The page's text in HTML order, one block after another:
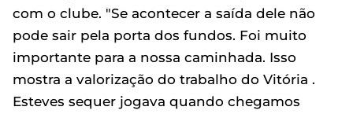
com o clube. "Se acontecer a saída dele não
pode sair pela porta dos fundos. Foi muito
importante para a nossa caminhada. Isso
mostra a valorização do trabalho do Vitória .
Esteves sequer jogava quando chegamos